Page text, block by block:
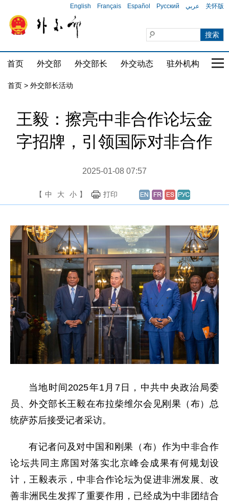
English Français Español Русский عربي 关怀版
首页 外交部 外交部长 外交动态 驻外机构 国
首页 > 外交部长活动
王毅：擦亮中非合作论坛金
字招牌，引领国际对非合作
2025-01-08 07:57
【 中 大 小 】 打印
当地时间2025年1月7日，中共中央政治局委
员、外交部长王毅在布拉柴维尔会见刚果（布）总
统萨苏后接受记者采访。
有记者问及对中国和刚果（布）作为中非合作
论坛共同主席国对落实北京峰会成果有何规划设
计，王毅表示，中非合作论坛为促进非洲发展、改
善非洲民生发挥了重要作用，已经成为中非团结合